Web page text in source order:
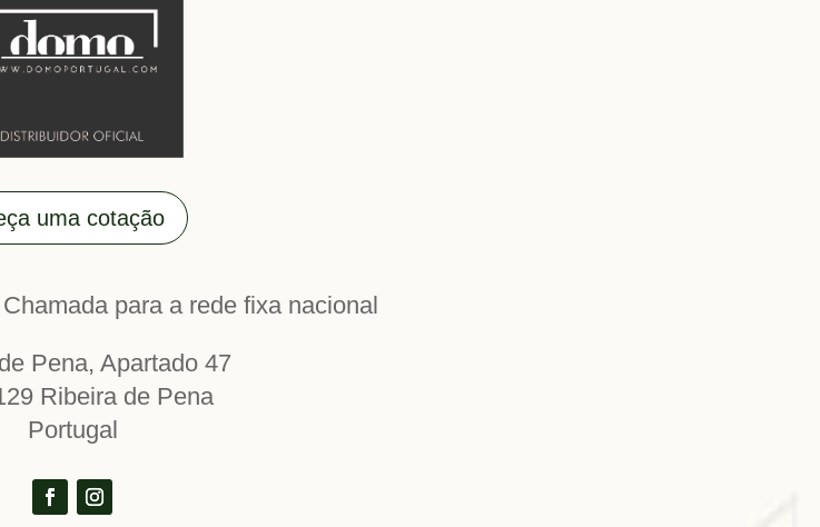
uma cotação
para a rede fixa nacional
Pena, Apartado 47
Ribeira de Pena
Portugal